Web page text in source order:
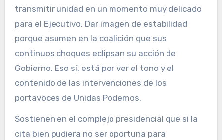
transmitir unidad en un momento muy delicado
para el Ejecutivo. Dar imagen de estabilidad
porque asumen en la coalición que sus
continuos choques eclipsan su acción de
Gobierno. Eso sí, está por ver el tono y el
contenido de las intervenciones de los
portavoces de Unidas Podemos.
Sostienen en el complejo presidencial que si la
cita bien pudiera no ser oportuna para